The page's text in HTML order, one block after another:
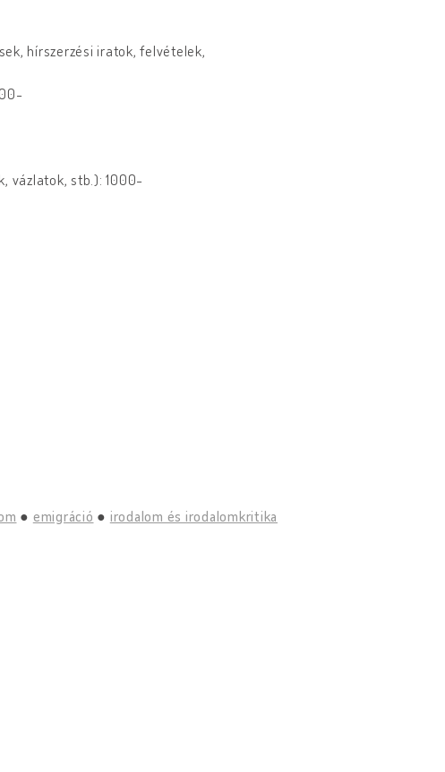
hírszerzési iratok, felvételek,
vázlatok, stb.): 1000-
emigráció
irodalom és irodalomkritika